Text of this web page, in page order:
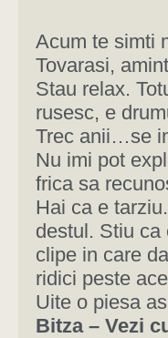
Acum te simti
Tovarasi,
Stau relax.
rusesc, e
Trec anii…se
Nu imi pot
frica sa
Hai ca e
destul. Stiu ca
clipe in care
ridici peste
Uite o piesa
Bitza – Vezi